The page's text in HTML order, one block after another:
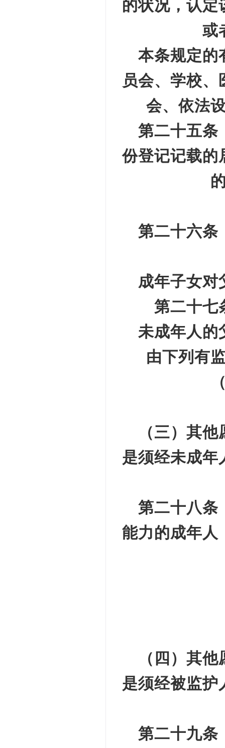
的状况，认定
或
本条规定的
员会、学校
会、依法
第二十五
份登记记载的
第二十六
成年子女对
第二十
未成年人的
由下列有
（三）其
是须经未成年
第二十八
能力的成年人
（四）其
是须经被监护
第二十九